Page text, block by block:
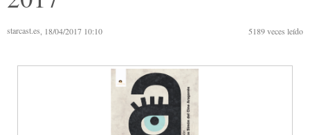
starcast.es , 18/04/2017 10:10 5189veces leído